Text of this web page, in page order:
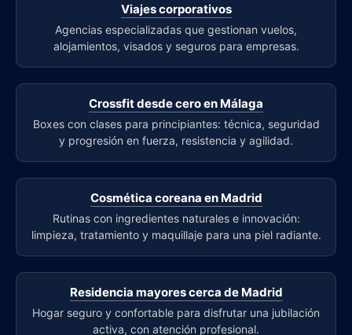
Viajes corporativos
Agencias especializadas que gestionan vuelos,
alojamientos, visados y seguros para empresas.
Crossfit desde cero en Málaga
Boxes con clases para principiantes: técnica, seguridad
y progresión en fuerza, resistencia y agilidad.
Cosmética coreana en Madrid
Rutinas con ingredientes naturales e innovación:
limpieza, tratamiento y maquillaje para una piel radiante.
Residencia mayores cerca de Madrid
Hogar seguro y confortable para disfrutar una jubilación
activa, con atención profesional.